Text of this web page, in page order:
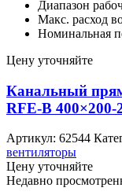
Диапазон
Макс. расход
Номинальная
Цену уточняйте
Канальный
RFE-В
Артикул: 62544
вентиляторы
Цену уточняйте
Недавно